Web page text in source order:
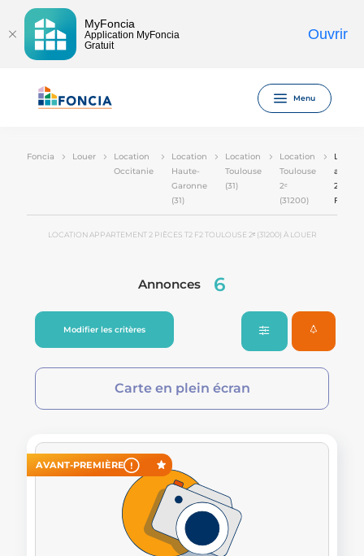
MyFoncia
Application MyFoncia
Gratuit
Ouvrir
Menu
Foncia Louer
Location
Occitanie
Location
Haute-
Garonne
(31)
Location
Toulouse
(31)
Location
Toulouse
2ᵉ
(31200)
2
F2
LOCATION APPARTEMENT 2 PIÈCES T2 F2 TOULOUSE 2ᵉ (31200) À LOUER
Annonces 6
Modifier les critères
Carte en plein écran
AVANT-PREMIÈRE